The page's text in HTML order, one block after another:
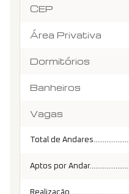
CEP
Área Privativa
Dormitórios
Banheiros
Vagas
Total de
Aptos por